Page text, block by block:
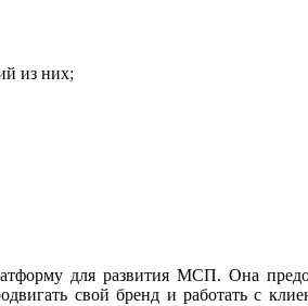
из них;
для развития МСП. Она
свой бренд и работать с